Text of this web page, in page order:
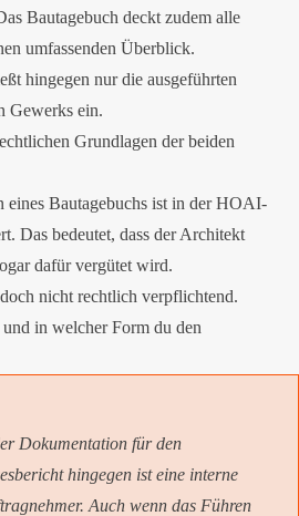
Bautagebuch deckt zudem alle
umfassenden Überblick.
hingegen nur die ausgeführten
Gewerks ein.
Grundlagen der beiden
eines Bautagebuchs ist in der HOAI-
Das bedeutet, dass der Architekt
dafür vergütet wird.
nicht rechtlich verpflichtend.
in welcher Form du den
Dokumentation für den
hingegen ist eine interne
Auch wenn das Führen